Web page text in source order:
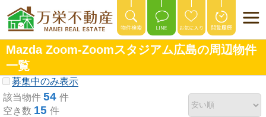
Mazda Zoom-Zoomスタジアム広島の周辺物件
一覧
募集中のみ表示
該当物件 54 件
空き数 15 件